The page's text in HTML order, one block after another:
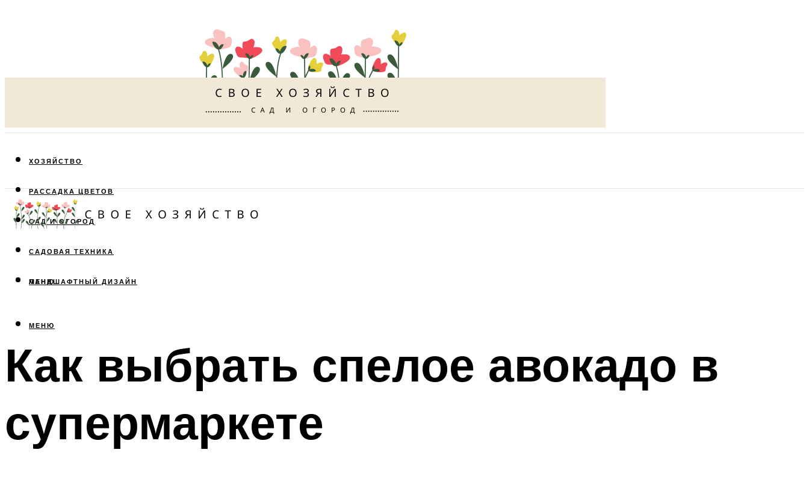
ХОЗЯЙСТВО
РАССАДКА ЦВЕТОВ
САД И ОГОРОД
САДОВАЯ ТЕХНИКА
ЛАНДШАФТНЫЙ ДИЗАЙН
МЕНЮ
МЕНЮ
Как выбрать спелое авокадо в
супермаркете